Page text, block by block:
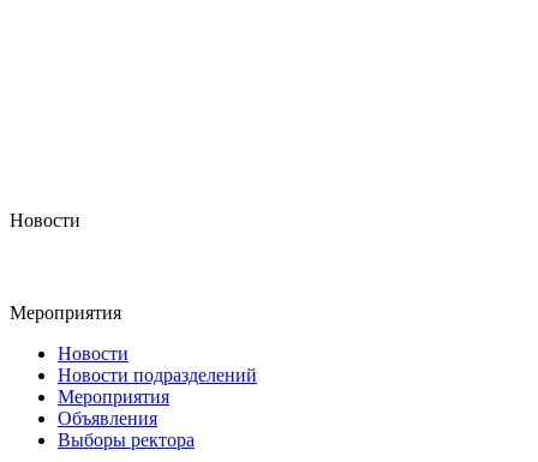
Новости
Мероприятия
Новости
Новости подразделений
Мероприятия
Объявления
Выборы ректора